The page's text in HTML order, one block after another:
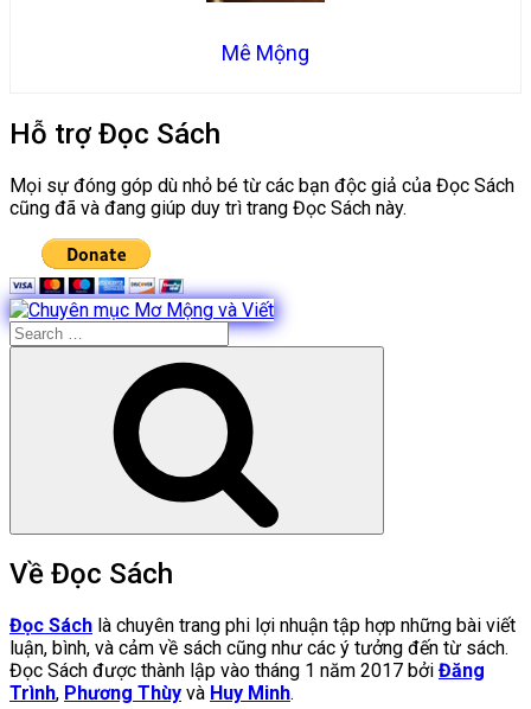
Mê Mộng
Hỗ trợ Đọc Sách
Mọi sự đóng góp dù nhỏ bé từ các bạn độc giả của Đọc Sách
cũng đã và đang giúp duy trì trang Đọc Sách này.
Search
for:
Về Đọc Sách
Đọc Sách là chuyên trang phi lợi nhuận tập hợp những bài viết
luận, bình, và cảm về sách cũng như các ý tưởng đến từ sách.
Đọc Sách được thành lập vào tháng 1 năm 2017 bởi Đăng
Trình, Phương Thùy và Huy Minh.